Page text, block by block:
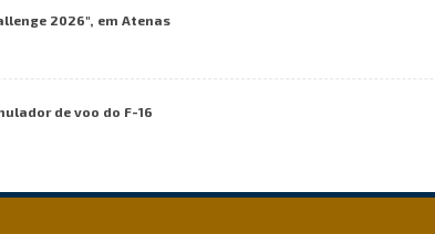
2026", em Atenas
de voo do F-16